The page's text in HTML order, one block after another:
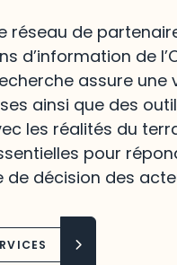
réseau de
d’information de
assure
ainsi que des
les réalités du
pour
de décision des